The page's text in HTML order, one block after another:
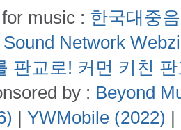
music : 한국대중
Sound Network
판교로! 커먼 키친
by : Beyond
| YWMobile (2022) |